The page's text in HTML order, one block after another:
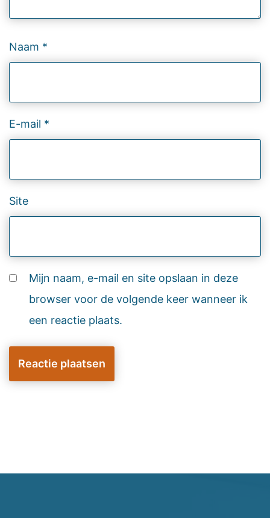
Naam *
E-mail *
Site
Mijn naam, e-mail en site opslaan in deze
browser voor de volgende keer wanneer ik
een reactie plaats.